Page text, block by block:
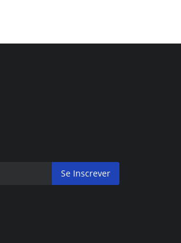
Se Inscrever